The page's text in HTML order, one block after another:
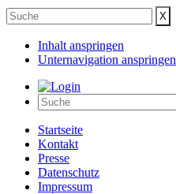
Inhalt anspringen
Unternavigation anspringen
Startseite
Kontakt
Presse
Datenschutz
Impressum